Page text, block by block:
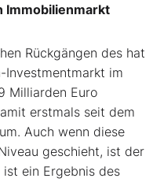
Immobilienmarkt
Rückgängen des hat
Investmentmarkt im
Milliarden Euro
erstmals seit dem
Auch wenn diese
geschieht, ist der
ist ein Ergebnis des